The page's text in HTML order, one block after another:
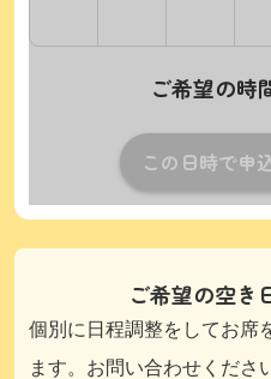
ご希望の時
この日時で申
ご希望の空き
個別に日程調整をしてお席
ます。お問い合わせくださ